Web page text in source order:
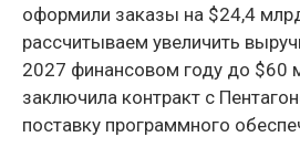
оформили заказы на $24,4
рассчитываем увеличить
2027 финансовом году до $60
заключила контракт с
поставку программного